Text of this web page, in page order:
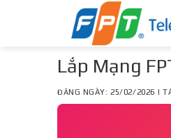
Lắp Mạng
ĐĂNG NGÀY: 25/02/2026 |